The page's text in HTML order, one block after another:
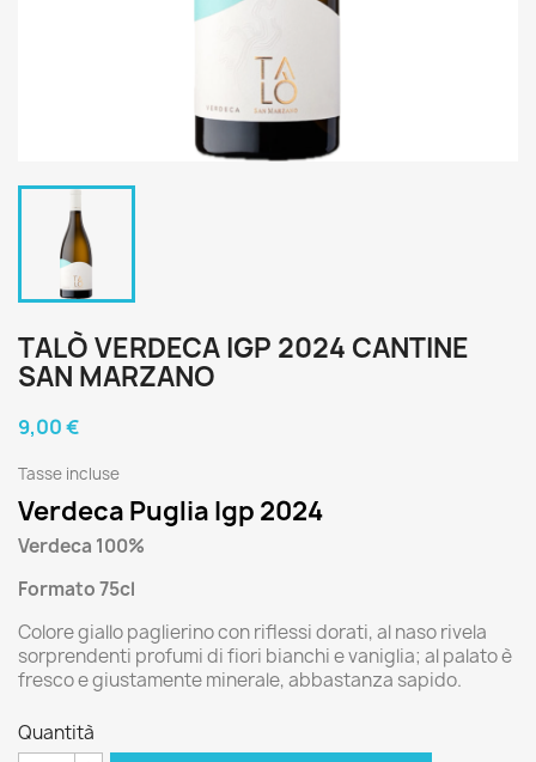
TALÒ VERDECA IGP 2024 CANTINE
SAN MARZANO
9,00 €
Tasse incluse
Verdeca Puglia Igp 2024
Verdeca 100%
Formato 75cl
Colore giallo paglierino con riflessi dorati, al naso rivela
sorprendenti profumi di fiori bianchi e vaniglia; al palato è
fresco e giustamente minerale, abbastanza sapido.
Quantità